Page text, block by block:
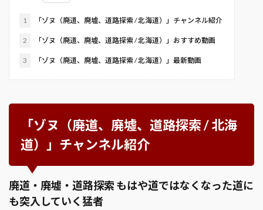
1 「ゾヌ（廃道、廃墟、道路探索 / 北海道）」チャンネル紹介
2 「ゾヌ（廃道、廃墟、道路探索 / 北海道）」おすすめ動画
3 「ゾヌ（廃道、廃墟、道路探索 / 北海道）」最新動画
「ゾヌ（廃道、廃墟、道路探索 / 北海
道）」チャンネル紹介
廃道・廃墟・道路探索 もはや道ではなくなった道に
も突入していく猛者